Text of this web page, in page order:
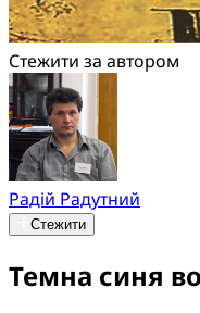
Стежити за автором
Радій Радутний
Стежити
Темна синя